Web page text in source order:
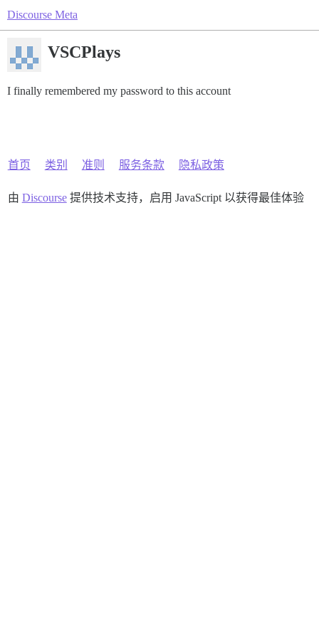
Discourse Meta
VSCPlays
I finally remembered my password to this account
首页 类别 准则 服务条款 隐私政策
由 Discourse提供技术支持，启用 JavaScript 以获得最佳体验